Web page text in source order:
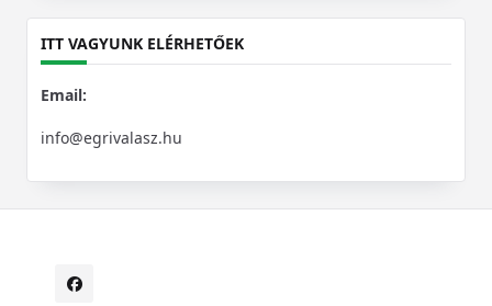
ITT VAGYUNK ELÉRHETŐEK
Email:
info@egrivalasz.hu